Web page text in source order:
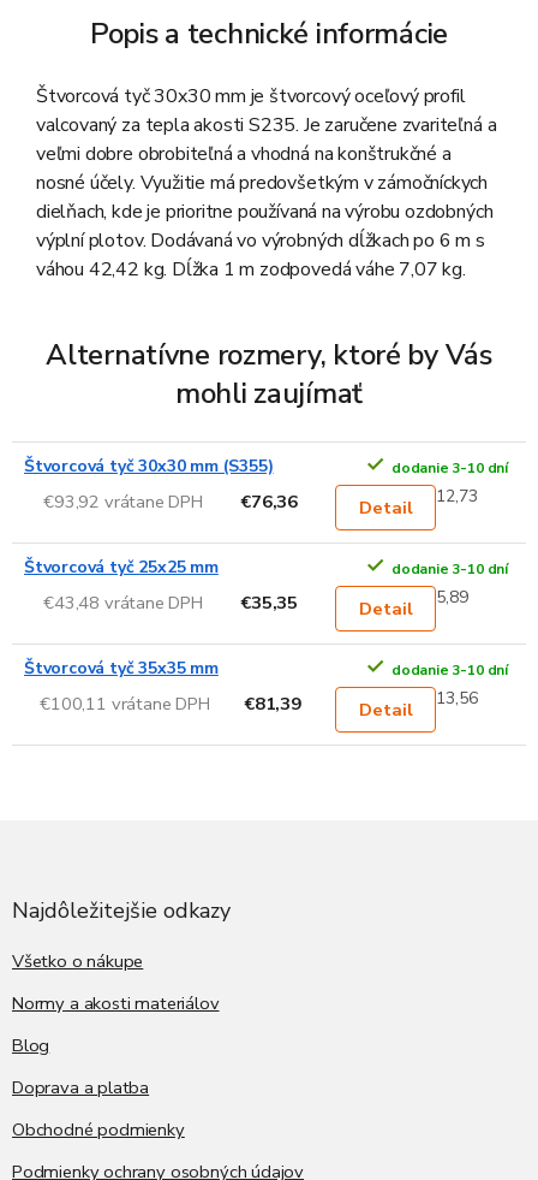
Popis a technické informácie
Štvorcová tyč 30x30 mm je štvorcový oceľový profil
valcovaný za tepla akosti S235. Je zaručene zvariteľná a
veľmi dobre obrobiteľná a vhodná na konštrukčné a
nosné účely. Využitie má predovšetkým v zámočníckych
dielňach, kde je prioritne používaná na výrobu ozdobných
výplní plotov. Dodávaná vo výrobných dĺžkach po 6 m s
váhou 42,42 kg. Dĺžka 1 m zodpovedá váhe 7,07 kg.
Alternatívne rozmery, ktoré by Vás
mohli zaujímať
Štvorcová tyč 30x30 mm (S355) dodanie 3-10 dní
€93,92 vrátane DPH €76,36 Detail 12,73
Štvorcová tyč 25x25 mm dodanie 3-10 dní
€43,48 vrátane DPH €35,35 Detail 5,89
Štvorcová tyč 35x35 mm dodanie 3-10 dní
€100,11 vrátane DPH €81,39 Detail 13,56
Najdôležitejšie odkazy
Všetko o nákupe
Normy a akosti materiálov
Blog
Doprava a platba
Obchodné podmienky
Podmienky ochrany osobných údajov